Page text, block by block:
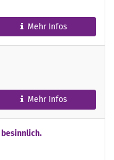
Mehr Infos
Mehr Infos
besinnlich.